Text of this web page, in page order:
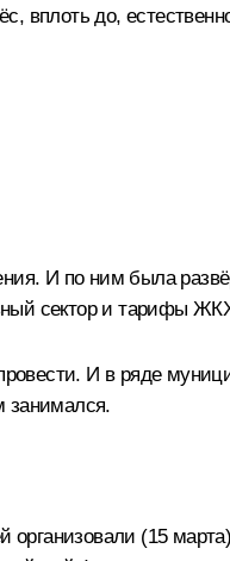
вплоть до,
И по ним была
сектор и тарифы
И в ряде
занимался.
(15 марта)